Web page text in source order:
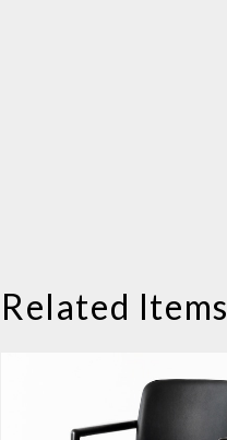
Related Items